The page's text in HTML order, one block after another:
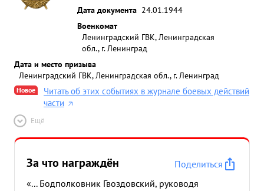
Дата документа 24.01.1944
Военкомат
Ленинградский ГВК, Ленинградская
обл., г. Ленинград
Дата и место призыва
Ленинградский ГВК, Ленинградская обл., г. Ленинград
Новое
Читать об этих событиях в журнале боевых действий
части
Ещё
За что награждён
Поделиться
«... Бодполковник Гвоздовский, руководя